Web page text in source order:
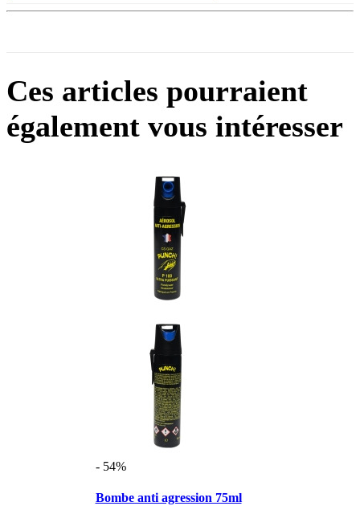
Ces articles pourraient
également vous intéresser
- 54%
Bombe anti agression 75ml